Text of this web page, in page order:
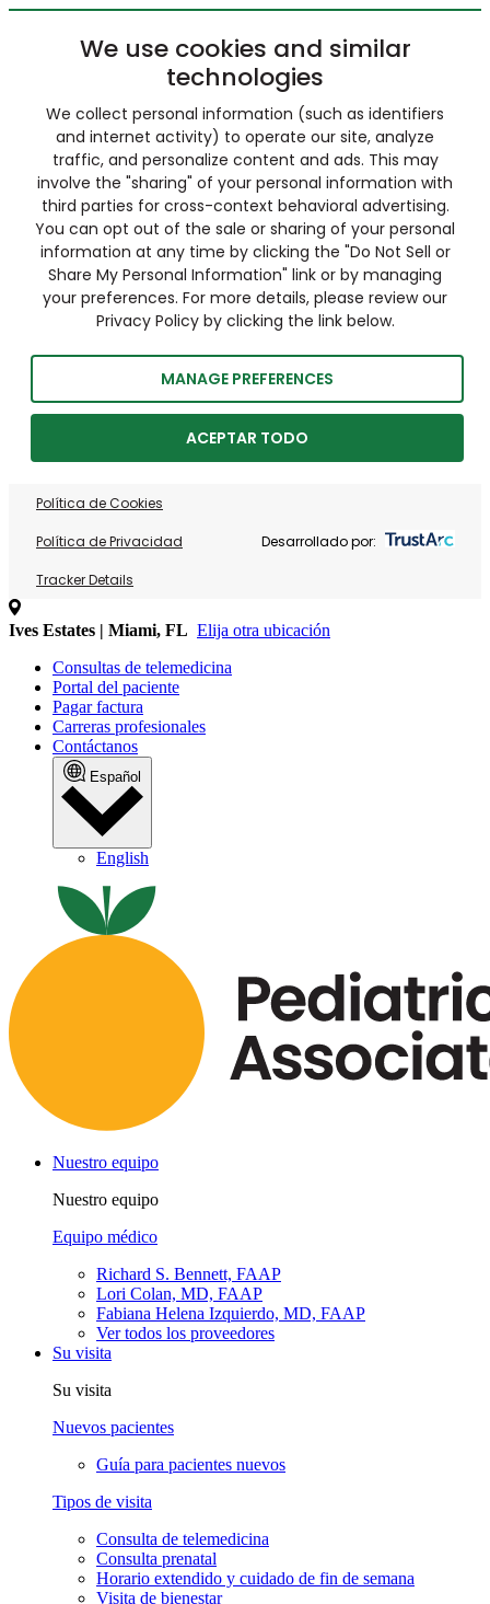
We use cookies and similar
technologies
We collect personal information (such as identifiers
and internet activity) to operate our site, analyze
traffic, and personalize content and ads. This may
involve the "sharing" of your personal information with
third parties for cross-context behavioral advertising.
You can opt out of the sale or sharing of your personal
information at any time by clicking the "Do Not Sell or
Share My Personal Information" link or by managing
your preferences. For more details, please review our
Privacy Policy by clicking the link below.
MANAGE PREFERENCES
ACEPTAR TODO
Política de Cookies
Política de Privacidad
Tracker Details
Desarrollado por:
Ives Estates | Miami, FL Elija otra ubicación
Consultas de telemedicina
Portal del paciente
Pagar factura
Carreras profesionales
Contáctanos
Español
English
Nuestro equipo
Nuestro equipo
Equipo médico
Richard S. Bennett, FAAP
Lori Colan, MD, FAAP
Fabiana Helena Izquierdo, MD, FAAP
Ver todos los proveedores
Su visita
Su visita
Nuevos pacientes
Guía para pacientes nuevos
Tipos de visita
Consulta de telemedicina
Consulta prenatal
Horario extendido y cuidado de fin de semana
Visita de bienestar